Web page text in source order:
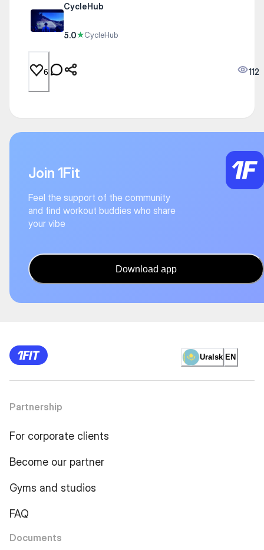
CycleHub
5.0★CycleHub
6 112
Join 1Fit
Feel the support of the community
and find workout buddies who share
your vibe
Download app
Uralsk EN
Partnership
For corporate clients
Become our partner
Gyms and studios
FAQ
Documents